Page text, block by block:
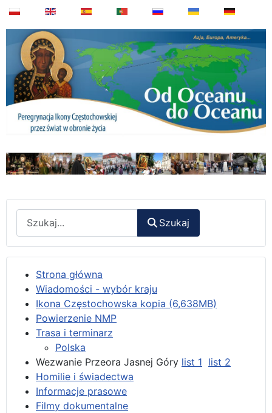
Szukaj
Strona główna
Wiadomości - wybór kraju
Ikona Częstochowska kopia (6,638MB)
Powierzenie NMP
Trasa i terminarz
Polska
Wezwanie Przeora Jasnej Góry list 1 list 2
Homilie i świadectwa
Informacje prasowe
Filmy dokumentalne